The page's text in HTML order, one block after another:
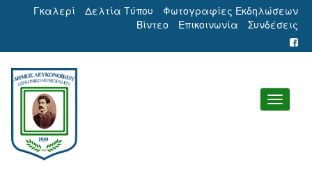
Γκαλερί Δελτία Τύπου
Φωτογραφίες Εκδηλώσεων
Βίντεο
Επικοινωνία Συνδέσεις